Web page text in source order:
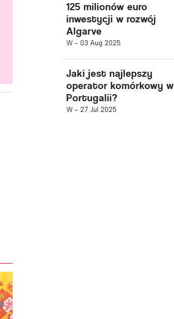
125 milionów euro
inwestycji w rozwój
Algarve
W - 03 Aug 2025
Jaki jest najlepszy
operator komórkowy w
Portugalii?
W - 27 Jul 2025